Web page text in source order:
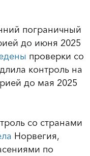
пограничный
до июня 2025
проверки со
контроль на
до мая 2025
со странами
Норвегия,
по